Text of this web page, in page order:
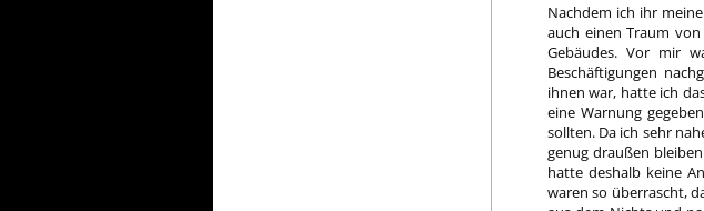
Nachdem ich ihr
auch einen Traum
Gebäudes. Vor mir
Beschäftigungen
ihnen war, hatte ich
eine Warnung
sollten. Da ich sehr
genug draußen
hatte deshalb keine
waren so überrascht,